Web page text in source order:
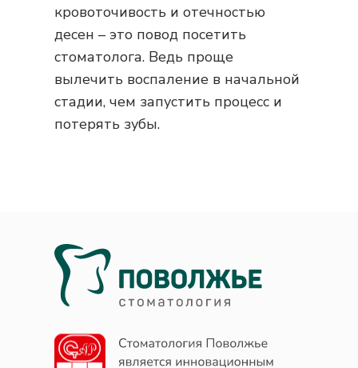
кровоточивость и отечностью
десен – это повод посетить
стоматолога. Ведь проще
вылечить воспаление в начальной
стадии, чем запустить процесс и
потерять зубы.